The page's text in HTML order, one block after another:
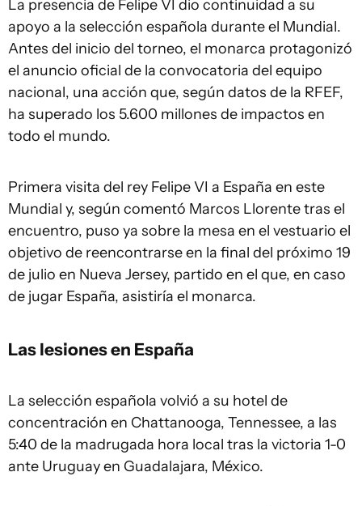
La presencia de Felipe VI dio continuidad a su
apoyo a la selección española durante el Mundial.
Antes del inicio del torneo, el monarca protagonizó
el anuncio oficial de la convocatoria del equipo
nacional, una acción que, según datos de la RFEF,
ha superado los 5.600 millones de impactos en
todo el mundo.
Primera visita del rey Felipe VI a España en este
Mundial y, según comentó Marcos Llorente tras el
encuentro, puso ya sobre la mesa en el vestuario el
objetivo de reencontrarse en la final del próximo 19
de julio en Nueva Jersey, partido en el que, en caso
de jugar España, asistiría el monarca.
Las lesiones en España
La selección española volvió a su hotel de
concentración en Chattanooga, Tennessee, a las
5:40 de la madrugada hora local tras la victoria 1-0
ante Uruguay en Guadalajara, México.